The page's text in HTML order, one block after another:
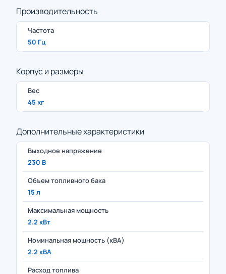
Производительность
Частота
50 Гц
Корпус и размеры
Вес
45 кг
Дополнительные характеристики
Выходное напряжение
230 В
Объем топливного бака
15 л
Максимальная мощность
2.2 кВт
Номинальная мощность (кВА)
2.2 кВА
Расход топлива